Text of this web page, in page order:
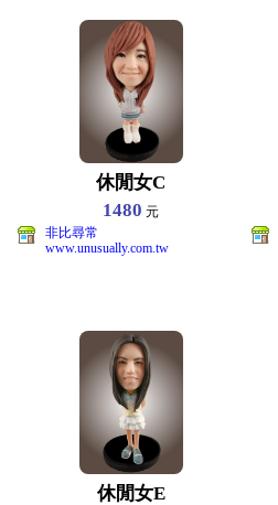
休閒女C
1480 元
非比尋常
www.unusually.com.tw
休閒女E